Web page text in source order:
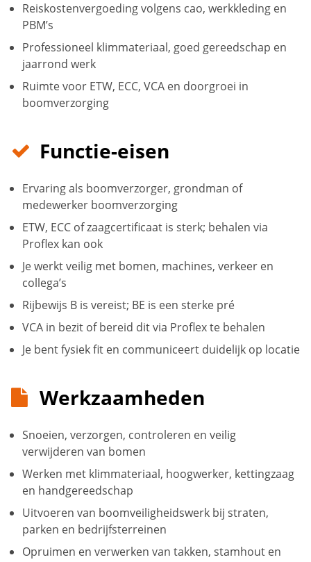
Reiskostenvergoeding volgens cao, werkkleding en
PBM’s
Professioneel klimmateriaal, goed gereedschap en
jaarrond werk
Ruimte voor ETW, ECC, VCA en doorgroei in
boomverzorging
Functie-eisen
Ervaring als boomverzorger, grondman of
medewerker boomverzorging
ETW, ECC of zaagcertificaat is sterk; behalen via
Proflex kan ook
Je werkt veilig met bomen, machines, verkeer en
collega’s
Rijbewijs B is vereist; BE is een sterke pré
VCA in bezit of bereid dit via Proflex te behalen
Je bent fysiek fit en communiceert duidelijk op locatie
Werkzaamheden
Snoeien, verzorgen, controleren en veilig
verwijderen van bomen
Werken met klimmateriaal, hoogwerker, kettingzaag
en handgereedschap
Uitvoeren van boomveiligheidswerk bij straten,
parken en bedrijfsterreinen
Opruimen en verwerken van takken, stamhout en